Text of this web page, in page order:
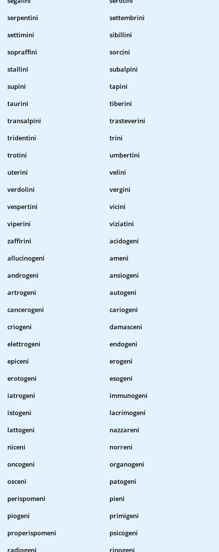
serpentini
settembrini
settimini
sibillini
sopraffini
sorcini
stallini
subalpini
supini
tapini
taurini
tiberini
transalpini
trasteverini
tridentini
trini
trotini
umbertini
uterini
velini
verdolini
vergini
vespertini
vicini
viperini
viziatini
zaffirini
acidogeni
allucinogeni
ameni
androgeni
ansiogeni
artrogeni
autogeni
cancerogeni
cariogeni
criogeni
damasceni
elettrogeni
endogeni
epiceni
erogeni
erotogeni
esogeni
iatrogeni
immunogeni
istogeni
lacrimogeni
lattogeni
nazzareni
niceni
norreni
oncogeni
organogeni
osceni
patogeni
perispomeni
pieni
piogeni
primigeni
properispomeni
psicogeni
radiogeni
rinogeni